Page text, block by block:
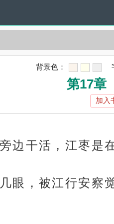
背景色：
第17章
加入
边干活，江枣是
眼，被江行安察